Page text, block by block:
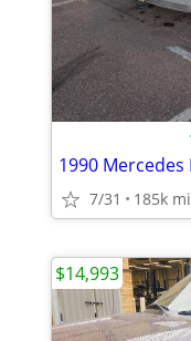
1990 Mercedes
7/31 185k mi
$14,993